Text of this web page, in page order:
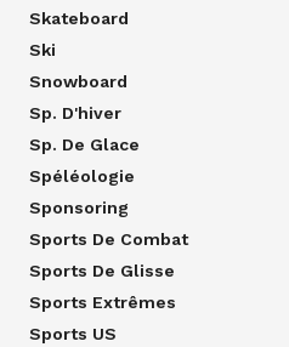
Skateboard
Ski
Snowboard
Sp. D'hiver
Sp. De Glace
Spéléologie
Sponsoring
Sports De Combat
Sports De Glisse
Sports Extrêmes
Sports US